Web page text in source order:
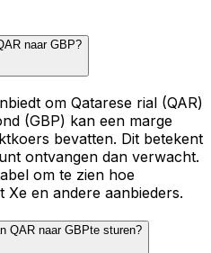
naar GBP?
om Qatarese rial (QAR)
(GBP) kan een marge
bevatten. Dit betekent
ontvangen dan verwacht.
om te zien hoe
en andere aanbieders.
QAR naar GBPte sturen?